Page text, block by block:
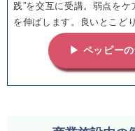
践”を交互に受講。弱点を
を伸ばします。良いとこど
▶ ペッピーの